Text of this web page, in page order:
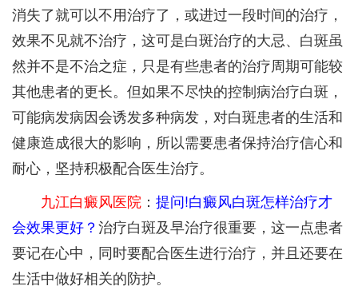
消失了就可以不用治疗了，或进过一段时间的治疗，
效果不见就不治疗，这可是白斑治疗的大忌、白斑虽
然并不是不治之症，只是有些患者的治疗周期可能较
其他患者的更长。但如果不尽快的控制病治疗白斑，
可能病发病因会诱发多种病发，对白斑患者的生活和
健康造成很大的影响，所以需要患者保持治疗信心和
耐心，坚持积极配合医生治疗。
九江白癜风医院 ： 提问!白癜风白斑怎样治疗才
会效果更好？治疗白斑及早治疗很重要，这一点患者
要记在心中，同时要配合医生进行治疗，并且还要在
生活中做好相关的防护。